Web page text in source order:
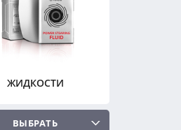
ЖИДКОСТИ
ВЫБРАТЬ